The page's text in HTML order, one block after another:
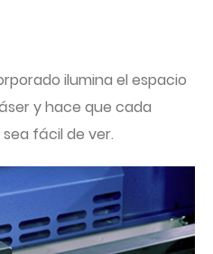
ilumina el espacio
y hace que cada
fácil de ver.